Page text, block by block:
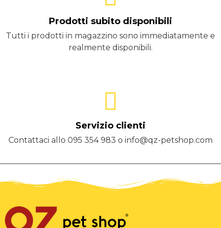
Prodotti subito disponibili
Tutti i prodotti in magazzino sono immediatamente e
realmente disponibili.
Servizio clienti
Contattaci allo 095 354 983 o info@qz-petshop.com